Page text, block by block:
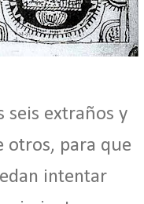
seis extraños y
otros, para que
intentar